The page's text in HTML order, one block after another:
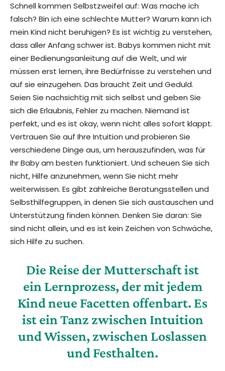
Schnell kommen Selbstzweifel auf: Was mache ich
falsch? Bin ich eine schlechte Mutter? Warum kann ich
mein Kind nicht beruhigen? Es ist wichtig zu verstehen,
dass aller Anfang schwer ist. Babys kommen nicht mit
einer Bedienungsanleitung auf die Welt, und wir
müssen erst lernen, ihre Bedürfnisse zu verstehen und
auf sie einzugehen. Das braucht Zeit und Geduld.
Seien Sie nachsichtig mit sich selbst und geben Sie
sich die Erlaubnis, Fehler zu machen. Niemand ist
perfekt, und es ist okay, wenn nicht alles sofort klappt.
Vertrauen Sie auf Ihre Intuition und probieren Sie
verschiedene Dinge aus, um herauszufinden, was für
Ihr Baby am besten funktioniert. Und scheuen Sie sich
nicht, Hilfe anzunehmen, wenn Sie nicht mehr
weiterwissen. Es gibt zahlreiche Beratungsstellen und
Selbsthilfegruppen, in denen Sie sich austauschen und
Unterstützung finden können. Denken Sie daran: Sie
sind nicht allein, und es ist kein Zeichen von Schwäche,
sich Hilfe zu suchen.
Die Reise der Mutterschaft ist
ein Lernprozess, der mit jedem
Kind neue Facetten offenbart. Es
ist ein Tanz zwischen Intuition
und Wissen, zwischen Loslassen
und Festhalten.